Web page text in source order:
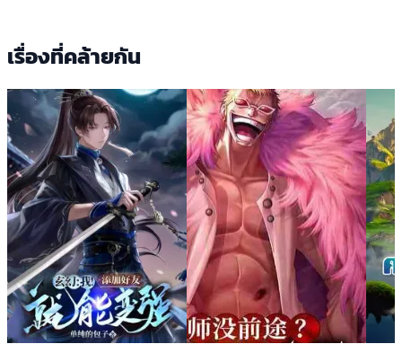
เรื่องที่คล้ายกัน